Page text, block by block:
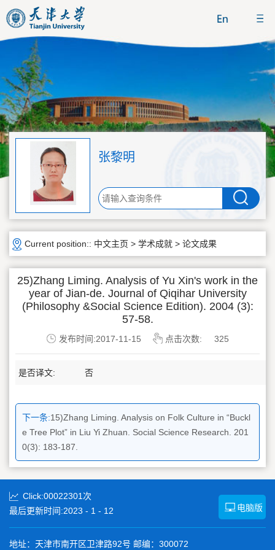
张黎明
Current position:: 中文主页 > 学术成就 > 论文成果
25)Zhang Liming. Analysis of Yu Xin's work in the
year of Jian-de. Journal of Qiqihar University
(Philosophy &Social Science Edition). 2004 (3):
57-58.
发布时间:2017-11-15 点击次数: 325
是否译文: 否
下一条:15)Zhang Liming. Analysis on Folk Culture in “Buckl
e Tree Plot” in Liu Yi Zhuan. Social Science Research. 201
0(3): 183-187.
Click:00022301 次
最后更新时间:2023 - 1 - 12 电脑版
地址：天津市南开区卫津路92号 邮编：300072